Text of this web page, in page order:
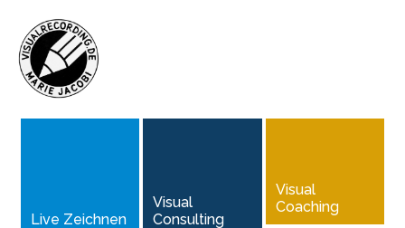
Live Zeichnen
Visual
Consulting
Visual
Coaching